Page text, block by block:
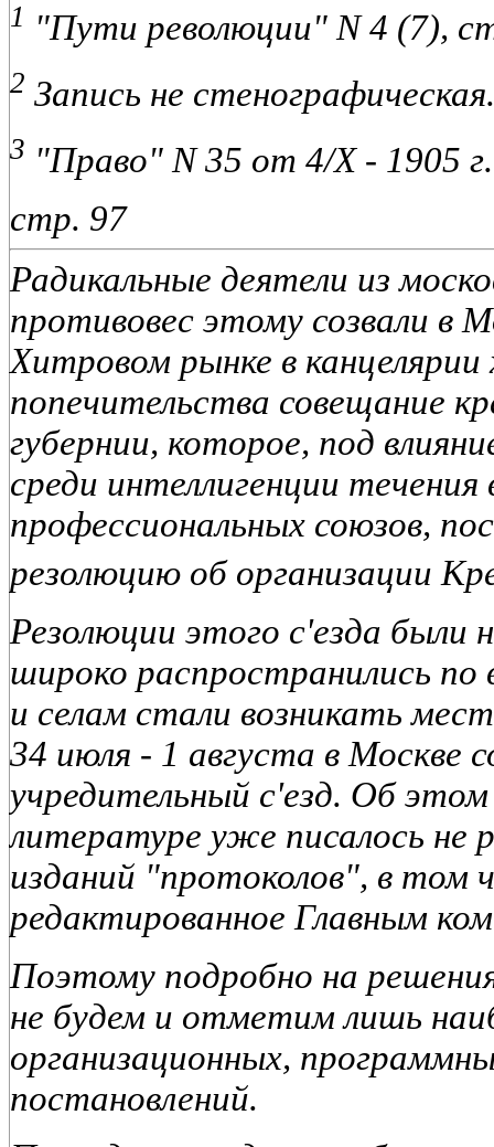
1 "Пути революции" N 4 (7),
2 Запись не стенографическая.
3 "Право" N 35 от 4/X - 1905 г.
стр. 97
Радикальные деятели из
противовес этому созвали в
Хитровом рынке в канцелярии
попечительства совещание
губернии, которое, под
среди интеллигенции
профессиональных союзов,
резолюцию об организации
Резолюции этого с'езда были
широко распространились по
и селам стали возникать
34 июля - 1 августа в Москве
учредительный с'езд. Об этом
литературе уже писалось не
изданий "протоколов", в том
редактированное Главным
Поэтому подробно на
не будем и отметим лишь
организационных,
постановлений.